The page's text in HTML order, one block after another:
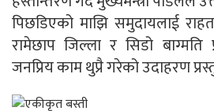
पिछडिएको माझि समुदायलाई
रामेछाप जिल्ला र सिडो
जनप्रिय काम थुप्रै गरेको उदाहरण